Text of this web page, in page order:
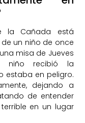
la Cañada está
un niño de once
misa de Jueves
niño recibió la
estaba en peligro.
dejando a
de entender
en un lugar